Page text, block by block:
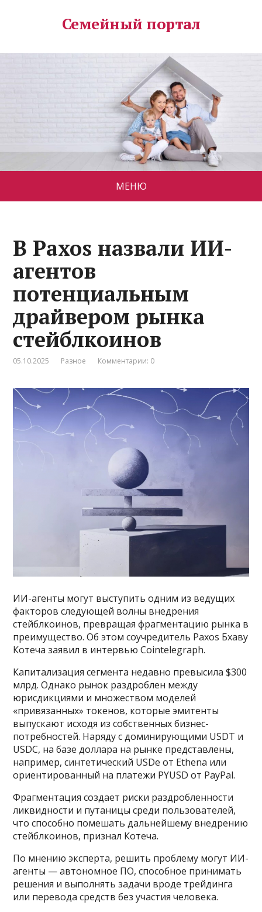
Семейный портал
МЕНЮ
В Paxos назвали ИИ-
агентов
потенциальным
драйвером рынка
стейблкоинов
05.10.2025 Разное Комментарии: 0
ИИ-агенты могут выступить одним из ведущих
факторов следующей волны внедрения
стейблкоинов, превращая фрагментацию рынка в
преимущество. Об этом соучредитель Paxos Бхаву
Котеча заявил в интервью Cointelegraph.
Капитализация сегмента недавно превысила $300
млрд. Однако рынок раздроблен между
юрисдикциями и множеством моделей
«привязанных» токенов, которые эмитенты
выпускают исходя из собственных бизнес-
потребностей. Наряду с доминирующими USDT и
USDC, на базе доллара на рынке представлены,
например, синтетический USDe от Ethena или
ориентированный на платежи PYUSD от PayPal.
Фрагментация создает риски раздробленности
ликвидности и путаницы среди пользователей,
что способно помешать дальнейшему внедрению
стейблкоинов, признал Котеча.
По мнению эксперта, решить проблему могут ИИ-
агенты — автономное ПО, способное принимать
решения и выполнять задачи вроде трейдинга
или перевода средств без участия человека.